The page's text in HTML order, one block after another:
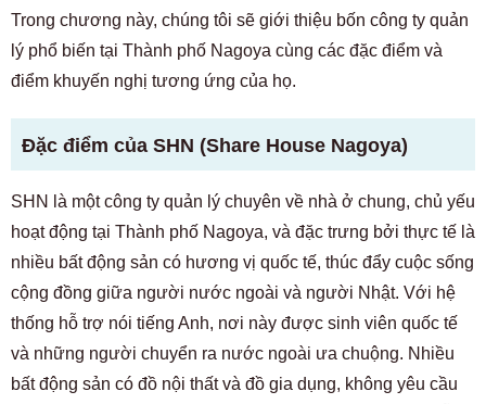
Trong chương này, chúng tôi sẽ giới thiệu bốn công ty quản
lý phổ biến tại Thành phố Nagoya cùng các đặc điểm và
điểm khuyến nghị tương ứng của họ.
Đặc điểm của SHN (Share House Nagoya)
SHN là một công ty quản lý chuyên về nhà ở chung, chủ yếu
hoạt động tại Thành phố Nagoya, và đặc trưng bởi thực tế là
nhiều bất động sản có hương vị quốc tế, thúc đẩy cuộc sống
cộng đồng giữa người nước ngoài và người Nhật. Với hệ
thống hỗ trợ nói tiếng Anh, nơi này được sinh viên quốc tế
và những người chuyển ra nước ngoài ưa chuộng. Nhiều
bất động sản có đồ nội thất và đồ gia dụng, không yêu cầu